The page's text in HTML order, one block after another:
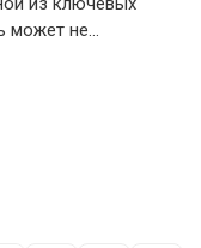
не...